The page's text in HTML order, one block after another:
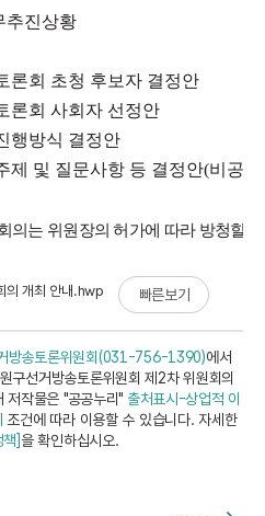
의 개최 안내.hwp 빠른보기
방송토론위원회(031-756-1390)에서
구선거방송토론위원회 제2차 위원회의
저작물은 "공공누리" 출처표시-상업적 이
조건에 따라 이용할 수 있습니다. 자세한
책]을 확인하십시오.